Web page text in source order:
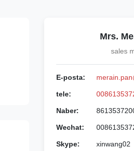
Mrs.
sales
E-posta:
tele:
Naber:
Wechat:
Skype: xinwang02